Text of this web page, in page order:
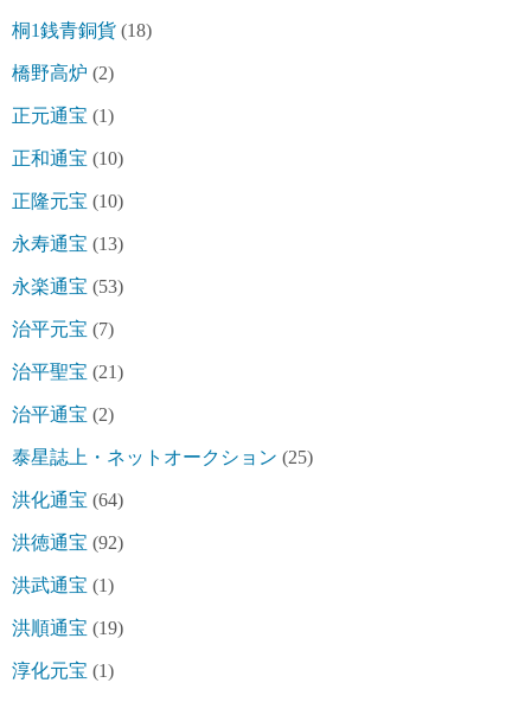
桐1銭青銅貨 (18)
橋野高炉 (2)
正元通宝 (1)
正和通宝 (10)
正隆元宝 (10)
永寿通宝 (13)
永楽通宝 (53)
治平元宝 (7)
治平聖宝 (21)
治平通宝 (2)
泰星誌上・ネットオークション (25)
洪化通宝 (64)
洪徳通宝 (92)
洪武通宝 (1)
洪順通宝 (19)
淳化元宝 (1)